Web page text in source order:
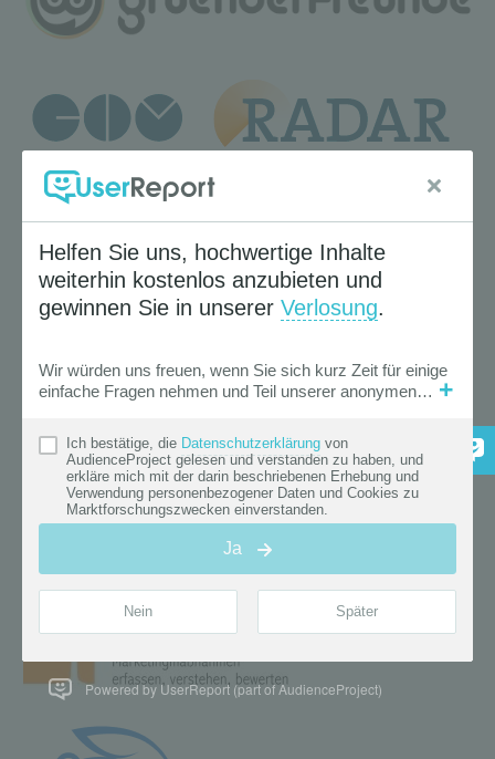
Powered by UserReport (part of AudienceProject)